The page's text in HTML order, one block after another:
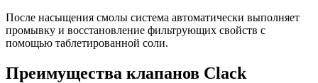
После насыщения смолы система автоматически выполняет
промывку и восстановление фильтрующих свойств с
помощью таблетированной соли.
Преимущества клапанов Clack